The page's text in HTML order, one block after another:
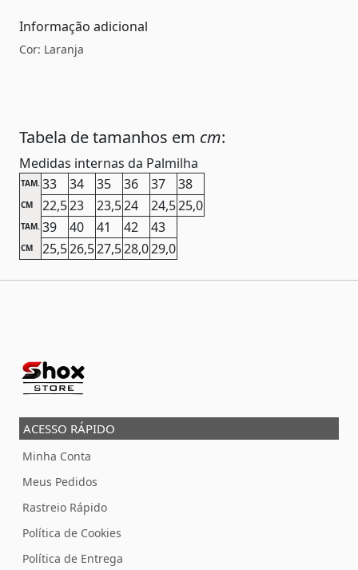
Informação adicional
Cor: Laranja
Tabela de tamanhos em cm:
Medidas internas da Palmilha
TAM. 33 34 35 36 37 38
CM 22,523 23,524 24,525,0
TAM. 39 40 41 42 43
CM 25,526,527,528,029,0
ACESSO RÁPIDO
Minha Conta
Meus Pedidos
Rastreio Rápido
Política de Cookies
Política de Entrega